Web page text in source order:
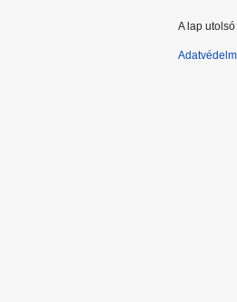
A lap